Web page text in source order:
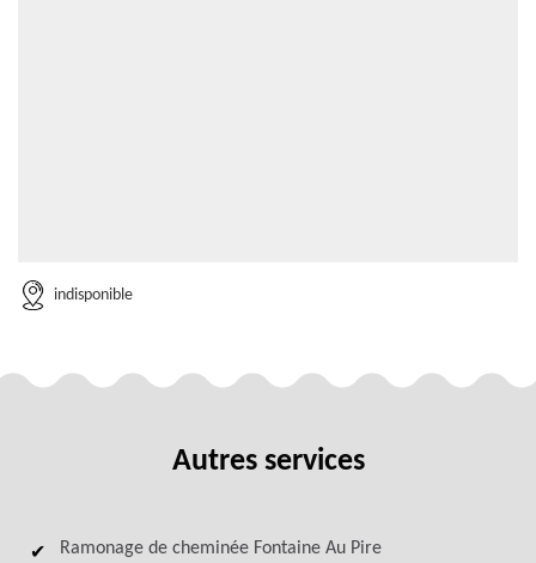
indisponible
Autres services
Ramonage de cheminée Fontaine Au Pire